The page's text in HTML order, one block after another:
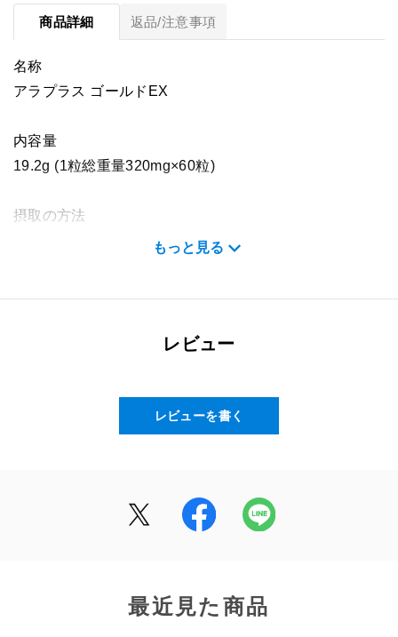
商品詳細 返品/注意事項
名称
アラプラス ゴールドEX
内容量
19.2g (1粒総重量320mg×60粒)
摂取の方法
栄養補給の食品として、1日2粒を目安に、水などと一緒
デンプン（国内製造）、アミノ酸粉末（5-アミノレブリ
ケイ素、着色料（二酸化チタン）
エネルギー：2.13kcal / たんぱく質：0.04g / 脂質：
※商品の規格変更等により、当ページとパッケージ（原
もっと見る
レビュー
レビューを書く
最近見た商品